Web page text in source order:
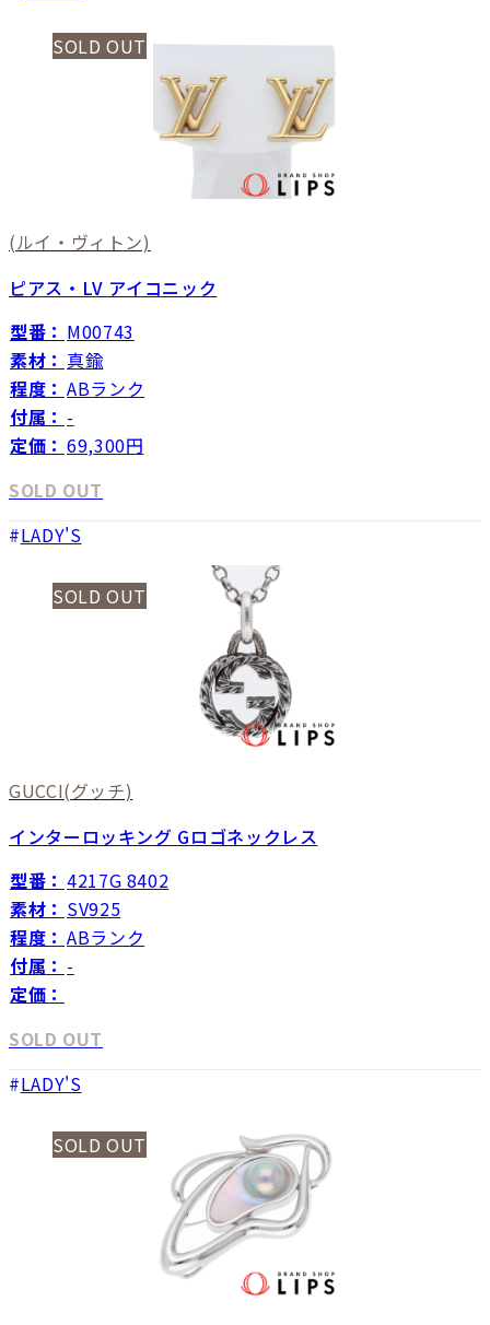
SOLD OUT
(ルイ・ヴィトン)
ピアス・LV アイコニック
型番： M00743
素材： 真鍮
程度： ABランク
付属： -
定価： 69,300円
SOLD OUT
LADY'S
SOLD OUT
GUCCI(グッチ)
インターロッキング Gロゴネックレス
型番： 4217G 8402
素材： SV925
程度： ABランク
付属： -
定価：
SOLD OUT
LADY'S
SOLD OUT